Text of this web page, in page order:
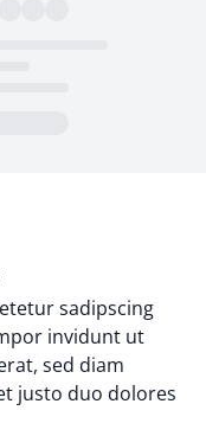
sadipscing
invidunt ut
sed diam
justo duo dolores